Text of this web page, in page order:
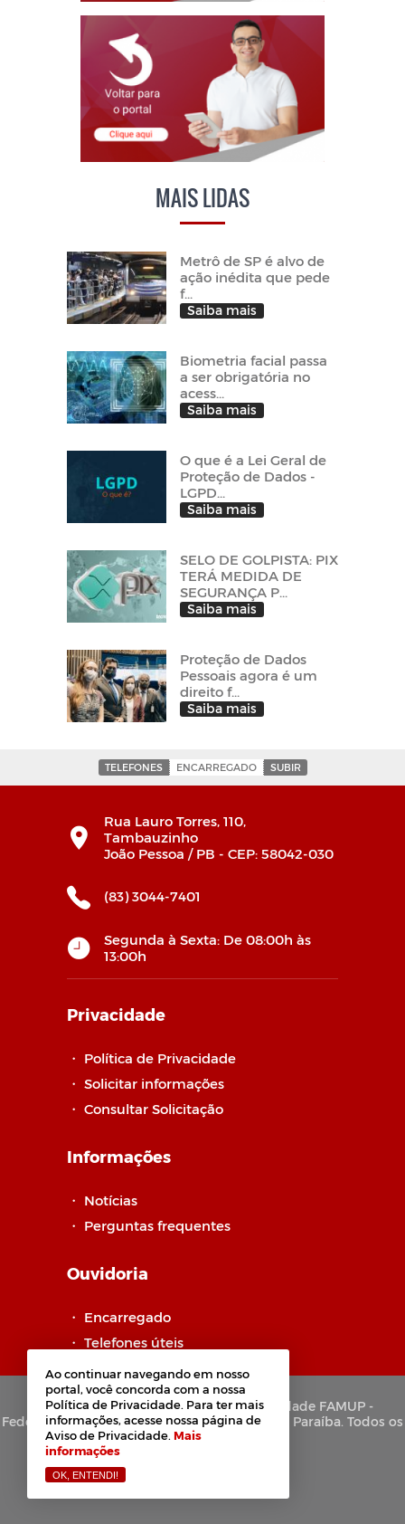
MAIS LIDAS
Metrô de SP é alvo de
ação inédita que pede
f...
Saiba mais
Biometria facial passa
a ser obrigatória no
acess...
Saiba mais
O que é a Lei Geral de
Proteção de Dados -
LGPD...
Saiba mais
SELO DE GOLPISTA: PIX
TERÁ MEDIDA DE
SEGURANÇA P...
Saiba mais
Proteção de Dados
Pessoais agora é um
direito f...
Saiba mais
TELEFONES ENCARREGADO SUBIR
Rua Lauro Torres, 110,
Tambauzinho
João Pessoa / PB - CEP: 58042-030
(83) 3044-7401
Segunda à Sexta: De 08:00h às
13:00h
Privacidade
・ Política de Privacidade
・ Solicitar informações
・ Consultar Solicitação
Informações
・ Notícias
・ Perguntas frequentes
Ouvidoria
・ Encarregado
・ Telefones úteis
Copyright © 2021-2026 Portal de Privacidade FAMUP -
Federação das Associações de municípios da Paraíba. Todos os
direitos reservados.
Ao continuar navegando em nosso
portal, você concorda com a nossa
Política de Privacidade. Para ter mais
informações, acesse nossa página de
Aviso de Privacidade. Mais
informações
OK, ENTENDI!